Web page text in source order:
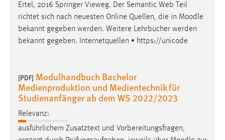
Ertel, 2016 Springer Vieweg. Der Semantic Web Teil
richtet sich nach neuesten Online Quellen, die in Moodle
bekannt gegeben werden. Weitere Lehrbücher werden
bekannt gegeben. Internetquellen • https://unicode
[PDF] Modulhandbuch Bachelor
Medienproduktion und Medientechnik für
Studienanfänger ab dem WS 2022/2023
Relevanz:
ausführlichem Zusatztext und Vorbereitungsfragen,